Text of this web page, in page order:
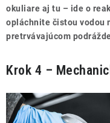
okuliare aj tu – ide o
opláchnite čistou vodou
pretrvávajúcom
Krok 4 –